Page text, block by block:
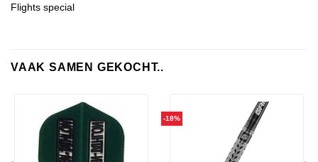
Flights special
VAAK SAMEN GEKOCHT..
-18%